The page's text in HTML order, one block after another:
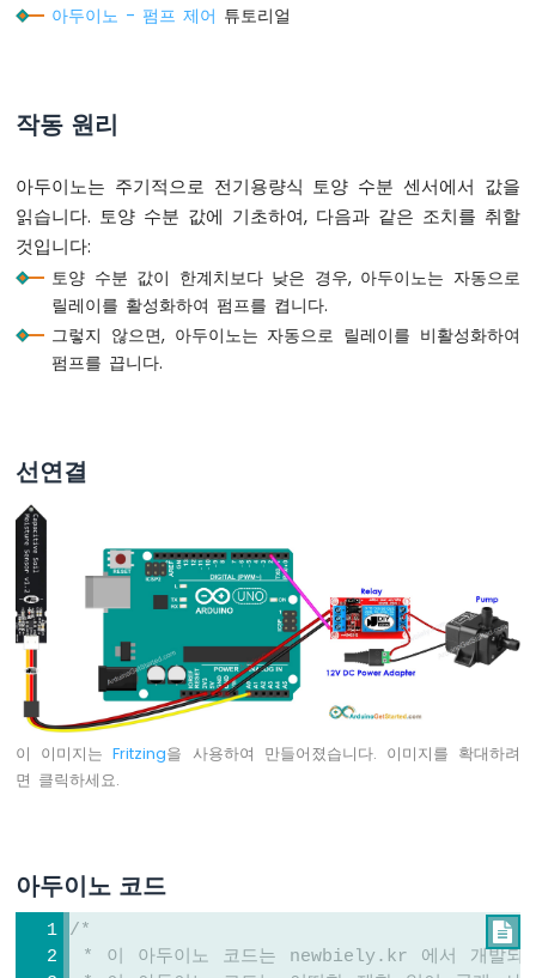
아
-
LED
블
링
크
두
노
없
이
깜
박
임
아
두
이
노
-
여
러
LED
아
두
아두이노 - 펌프 제어 튜토리얼
작동 원리
아두이노는 주기적으로 전기용량식 토양 수분 센서에서 값을
읽습니다. 토양 수분 값에 기초하여, 다음과 같은 조치를 취할
것입니다:
토양 수분 값이 한계치보다 낮은 경우, 아두이노는 자동으로
릴레이를 활성화하여 펌프를 켭니다.
그렇지 않으면, 아두이노는 자동으로 릴레이를 비활성화하여
펌프를 끕니다.
선연결
이 이미지는Fritzing을 사용하여 만들어졌습니다. 이미지를 확대하려
면 클릭하세요.
아두이노 코드

/*
* 이 아두이노 코드는 newbiely.kr 에서 개발되